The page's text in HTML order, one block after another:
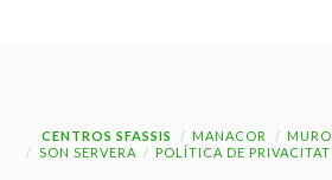
CENTROS SFASSIS MANACOR MURO
SON SERVERA
POLÍTICA DE PRIVACITAT